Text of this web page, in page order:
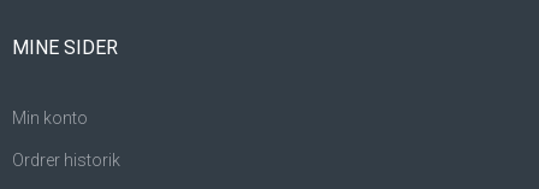
MINE SIDER
Min konto
Ordrer historik